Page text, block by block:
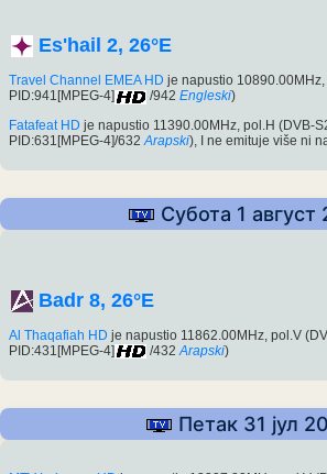
Es'hail 2, 26°E
Travel Channel EMEA HD je napustio
PID:941[MPEG-4]
/942 Engleski)
Fatafeat HD je napustio 11390.00MHz, pol.H (DVB-
PID:631[MPEG-4]/632 Arapski), I ne emituje više ni
Субота 1 август
Badr 8, 26°E
Al Thaqafiah HD je napustio 11862.00MHz, pol.V
PID:431[MPEG-4]
/432 Arapski)
Петак 31 јул